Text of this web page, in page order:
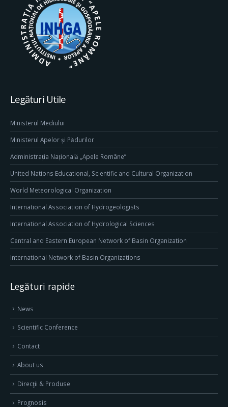
Legături Utile
Ministerul Mediului
Ministerul Apelor și Pădurilor
Administrația Națională „Apele Române”
United Nations Educational, Scientific and Cultural Organization
World Meteorological Organization
International Association of Hydrogeologists
International Association of Hydrological Sciences
Central and Eastern European Network of Basin Organization
International Network of Basin Organizations
Legături rapide
News
Scientific Conference
Contact
About us
Direcţii & Produse
Prognosis